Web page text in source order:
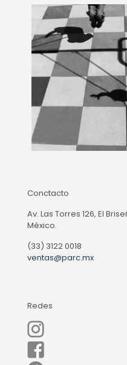
Conctacto
Av. Las Torres 126, El
México.
(33) 3122 0018
ventas@parc.mx
Redes